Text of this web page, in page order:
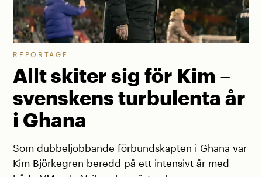
REPORTAGE
Allt skiter sig för Kim –
svenskens turbulenta år
i Ghana
Som dubbeljobbande förbundskapten i Ghana var
Kim Björkegren beredd på ett intensivt år med